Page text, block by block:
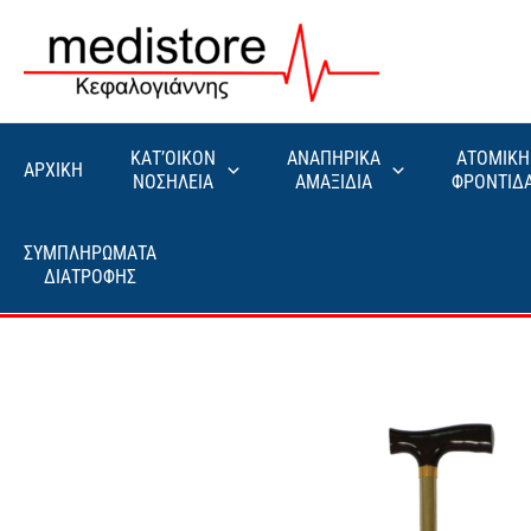
περιεχόμενο
ΑΡΧΙΚΗ
ΚΑΤ’ΟΙΚΟΝ
ΝΟΣΗΛΕΙΑ
ΑΝΑΠΗΡΙΚΑ
ΑΜΑΞΙΔΙΑ
ΑΤΟΜΙΚΗ
ΣΥΜΠΛΗΡΩΜΑΤΑ
ΔΙΑΤΡΟΦΗΣ